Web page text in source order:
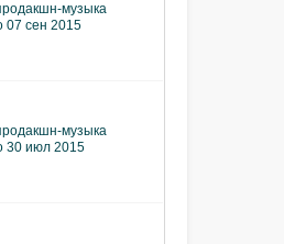
музыка
07 сен 2015
музыка
30 июл 2015